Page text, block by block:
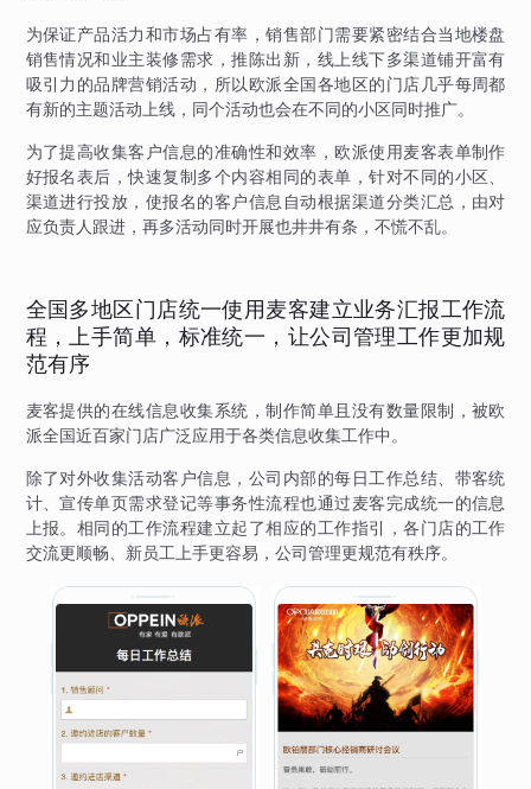
为保证产品活力和市场占有率，销售部门需要紧密结合当地楼盘
销售情况和业主装修需求，推陈出新，线上线下多渠道铺开富有
吸引力的品牌营销活动，所以欧派全国各地区的门店几乎每周都
有新的主题活动上线，同个活动也会在不同的小区同时推广。
为了提高收集客户信息的准确性和效率，欧派使用麦客表单制作
好报名表后，快速复制多个内容相同的表单，针对不同的小区、
渠道进行投放，使报名的客户信息自动根据渠道分类汇总，由对
应负责人跟进，再多活动同时开展也井井有条，不慌不乱。
全国多地区门店统一使用麦客建立业务汇报工作流
程，上手简单，标准统一，让公司管理工作更加规
范有序
麦客提供的在线信息收集系统，制作简单且没有数量限制，被欧
派全国近百家门店广泛应用于各类信息收集工作中。
除了对外收集活动客户信息，公司内部的每日工作总结、带客统
计、宣传单页需求登记等事务性流程也通过麦客完成统一的信息
上报。相同的工作流程建立起了相应的工作指引，各门店的工作
交流更顺畅、新员工上手更容易，公司管理更规范有秩序。